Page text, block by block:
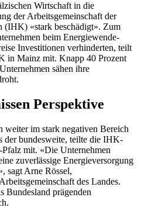
Wirtschaft in die
der Arbeitsgemeinschaft der
(IHK) «stark beschädigt». Zum
beim Energiewende-
Investitionen verhinderten, teilt
in Mainz mit. Knapp 40 Prozent
sähen ihre
Perspektive
weiter im stark negativen Bereich
der bundesweite, teilte die IHK-
mit. «Die Unternehmen
zuverlässige Energieversorgung
sagt Arne Rössel,
des Landes.
Bundesland prägenden